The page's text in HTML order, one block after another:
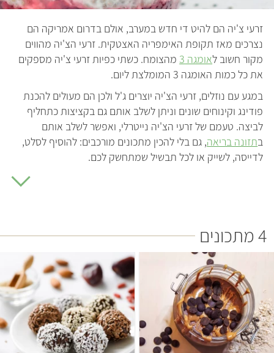
זרעי צ'יה הם להיט די חדש במערב, אולם בדרום אמריקה הם
נצרכים מאז תקופת האימפריה האצטקית. זרעי הצ'יה מהווים
מקור חשוב לאומגה 3
מהצומח. כשתי כפיות זרעי צ'יה מספקים
את כל כמות האומגה 3 המומלצת ליום.
במגע עם נוזלים, זרעי הצ'יה יוצרים ג'ל ולכן הם מעולים להכנת
פודינג וקינוחים שונים וניתן לשלב אותם גם בקציצות כתחליף
לביצה. טעמם של זרעי הצ'יה נייטרלי, ואפשר לשלב אותם
בתזונה בריאה, גם בלי להכין מתכונים מורכבים: להוסיף לסלט,
לדייסה, לשייק או לכל תבשיל שמתחשק לכם.
מעניין לציין שהצ'יה מגיעה ממשפחת המרווה (מרווה היספנית
נפש ועדיפים על התוסף מאחר שמכילים גם מינרלים כמו סידן,
ברזל ואבץ. על מנת לקבל את חומצת השומן מסוג אומגה 3
בצורתה האופטימלית, כדאי להמנע מחימום של זרעי הצ'יה, זה
לא יעבוד כשמכינים קציצות, אבל אם אתם מוסיפים אותם
לדייסה או לתבשיל כדאי לעשות זאת לאחר שכיביתם את האש.
4 מתכונים
קל 10 דקות קל 15 יחידות